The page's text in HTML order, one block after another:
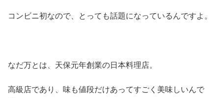
コンビニ初なので、とっても話題になっているんですよ。
なだ万とは、天保元年創業の日本料理店。
高級店であり、味も値段だけあってすごく美味しいんで